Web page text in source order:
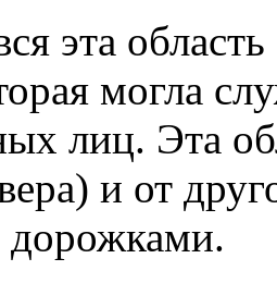
эта
могла
лиц. Эта
и от